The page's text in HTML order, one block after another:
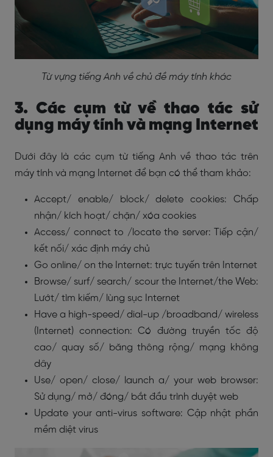
Từ vựng tiếng Anh về chủ đề máy tính khác
3. Các cụm từ về thao tác sử
dụng máy tính và mạng Internet
Dưới đây là các cụm từ tiếng Anh về thao tác trên
máy tính và mạng Internet để bạn có thể tham khảo:
Accept/ enable/ block/ delete cookies: Chấp
nhận/ kích hoạt/ chặn/ xóa cookies
Access/ connect to /locate the server: Tiếp cận/
kết nối/ xác định máy chủ
Go online/ on the Internet: trực tuyến trên Internet
Browse/ surf/ search/ scour the Internet/the Web:
Lướt/ tìm kiếm/ lùng sục Internet
Have a high-speed/ dial-up /broadband/ wireless
(Internet) connection: Có đường truyền tốc độ
cao/ quay số/ băng thông rộng/ mạng không
dây
Use/ open/ close/ launch a/ your web browser:
Sử dụng/ mở/ đóng/ bắt đầu trình duyệt web
Update your anti-virus software: Cập nhật phần
mềm diệt virus